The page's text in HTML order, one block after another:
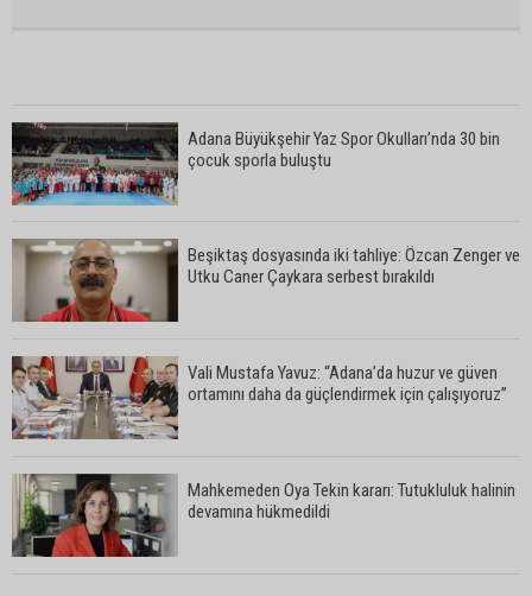
Adana Büyükşehir Yaz Spor Okulları’nda 30 bin
çocuk sporla buluştu
Beşiktaş dosyasında iki tahliye: Özcan Zenger ve
Utku Caner Çaykara serbest bırakıldı
Vali Mustafa Yavuz: “Adana’da huzur ve güven
ortamını daha da güçlendirmek için çalışıyoruz”
Mahkemeden Oya Tekin kararı: Tutukluluk halinin
devamına hükmedildi